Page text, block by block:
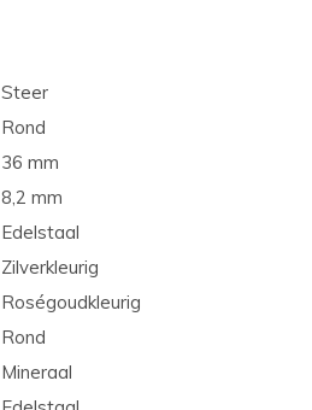
Steer
Rond
36 mm
8,2 mm
Edelstaal
Zilverkleurig
Roségoudkleurig
Rond
Mineraal